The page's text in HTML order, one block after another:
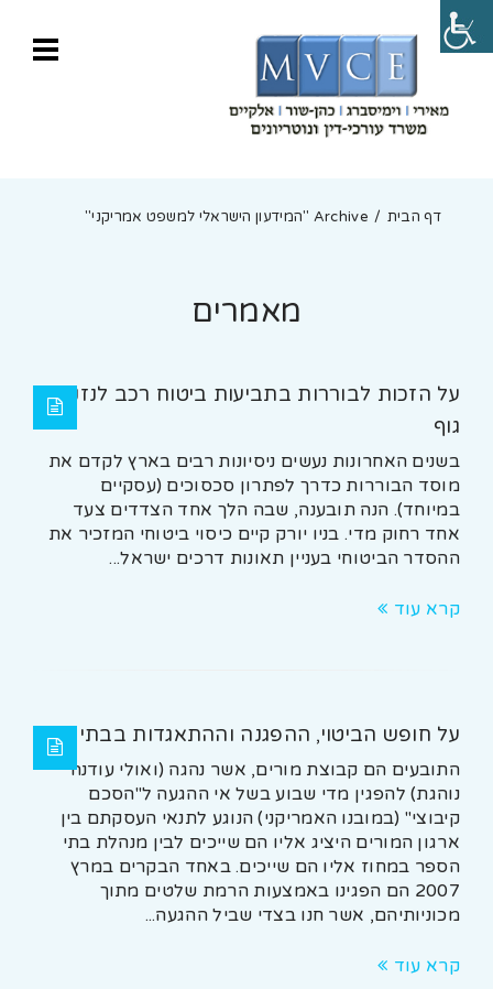
דף הבית Archive "המידעון הישראלי למשפט אמריקני"
מאמרים
על הזכות לבוררות בתביעות ביטוח רכב לנזקי
גוף
בשנים האחרונות נעשים ניסיונות רבים בארץ לקדם את
מוסד הבוררות כדרך לפתרון סכסוכים (עסקיים
במיוחד). הנה תובענה, שבה הלך אחד הצדדים צעד
אחד רחוק מדי. בניו יורק קיים כיסוי ביטוחי המזכיר את
ההסדר הביטוחי בעניין תאונות דרכים ישראל...
קרא עוד
על חופש הביטוי, ההפגנה וההתאגדות בבתי ספר
התובעים הם קבוצת מורים, אשר נהגה (ואולי עודנה
נוהגת) להפגין מדי שבוע בשל אי ההגעה ל"הסכם
קיבוצי" (במובנו האמריקני) הנוגע לתנאי העסקתם בין
ארגון המורים היציג אליו הם שייכים לבין מנהלת בתי
הספר במחוז אליו הם שייכים. באחד הבקרים במרץ
2007 הם הפגינו באמצעות הרמת שלטים מתוך
מכוניותיהם, אשר חנו בצדי שביל ההגעה...
קרא עוד